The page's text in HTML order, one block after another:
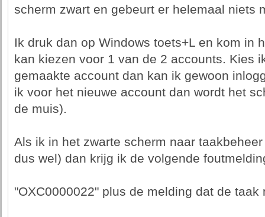
scherm zwart en gebeurt er helemaal niets
Ik druk dan op Windows toets+L en kom in
kan kiezen voor 1 van de 2 accounts. Kies
gemaakte account dan kan ik gewoon
ik voor het nieuwe account dan wordt het
de muis).
Als ik in het zwarte scherm naar
dus wel) dan krijg ik de volgende
"OXC0000022" plus de melding dat de